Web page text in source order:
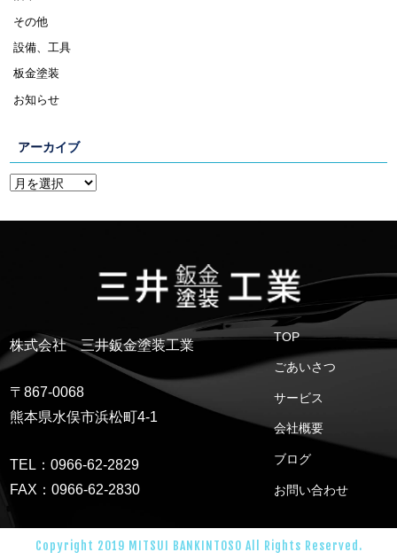
その他
設備、工具
板金塗装
お知らせ
アーカイブ
株式会社 三井鈑金塗装工業
〒867-0068
熊本県水俣市浜松町4-1
TEL：0966-62-2829
FAX：0966-62-2830
TOP
ごあいさつ
サービス
会社概要
ブログ
お問い合わせ
Copyright 2019 MITSUI BANKINTOSO All Rights Reserved.